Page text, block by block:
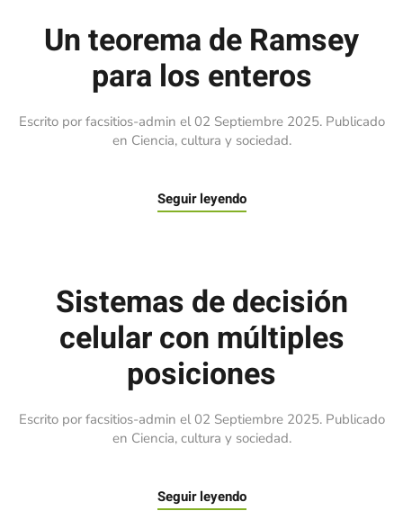
Un teorema de Ramsey
para los enteros
Escrito por facsitios-admin el 02 Septiembre 2025. Publicado
en Ciencia, cultura y sociedad.
Seguir leyendo
Sistemas de decisión
celular con múltiples
posiciones
Escrito por facsitios-admin el 02 Septiembre 2025. Publicado
en Ciencia, cultura y sociedad.
Seguir leyendo